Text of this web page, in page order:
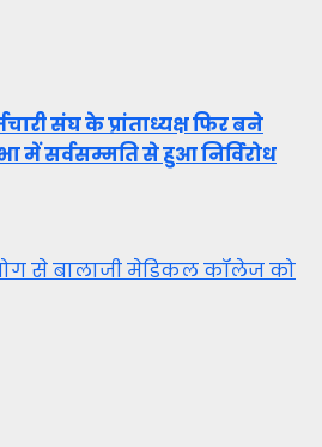
संघ के प्रांताध्यक्ष फिर बने
में सर्वसम्मति से हुआ निर्विरोध
से बालाजी मेडिकल कॉलेज को